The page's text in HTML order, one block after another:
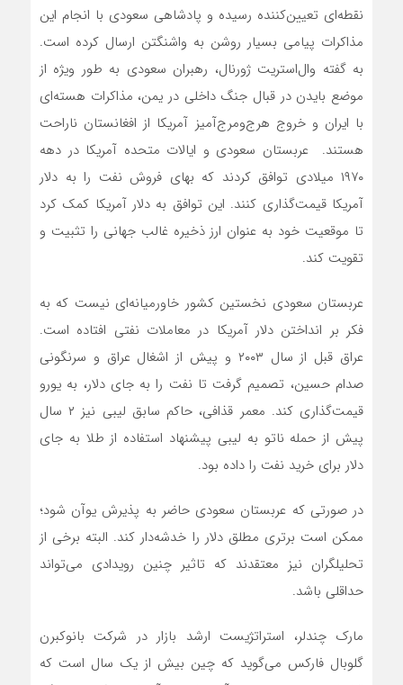
نقطه‌‌‌ای تعیین‌‌‌کننده رسیده و پادشاهی سعودی با انجام این
مذاکرات پیامی بسیار روشن به واشنگتن ارسال کرده است.
به گفته وال‌استریت ژورنال، رهبران سعودی به طور ویژه از
موضع بایدن در قبال جنگ داخلی در یمن، مذاکرات هسته‌‌‌ای
با ایران و خروج هرج‌ومرج‌آمیز آمریکا از افغانستان ناراحت
هستند. عربستان سعودی و ایالات متحده آمریکا در دهه
۱۹۷۰ میلادی توافق کردند که بهای فروش نفت را به دلار
آمریکا قیمت‌گذاری کنند. این توافق به دلار آمریکا کمک کرد
تا موقعیت خود به عنوان ارز ذخیره غالب جهانی را تثبیت و
تقویت کند.
عربستان سعودی نخستین کشور خاورمیانه‌‌‌ای نیست که به
فکر بر انداختن دلار آمریکا در معاملات نفتی افتاده است.
عراق قبل از سال ۲۰۰۳ و پیش از اشغال عراق و سرنگونی
صدام حسین، تصمیم گرفت تا نفت را به جای دلار، به یورو
قیمت‌گذاری کند. معمر قذافی، حاکم سابق لیبی نیز ۲ سال
پیش از حمله ناتو به لیبی پیشنهاد استفاده از طلا به جای
دلار برای خرید نفت را داده بود.
در صورتی که عربستان سعودی حاضر به پذیرش یوآن شود؛
ممکن است برتری مطلق دلار را خدشه‌‌‌دار کند. البته برخی از
تحلیلگران نیز معتقدند که تاثیر چنین رویدادی می‌تواند
حداقلی باشد.
مارک چندلر، استراتژیست ارشد بازار در شرکت بانوکبرن
گلوبال فارکس می‌‌‌گوید که چین بیش از یک سال است که